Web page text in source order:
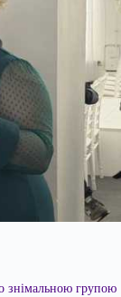
знімальною групою